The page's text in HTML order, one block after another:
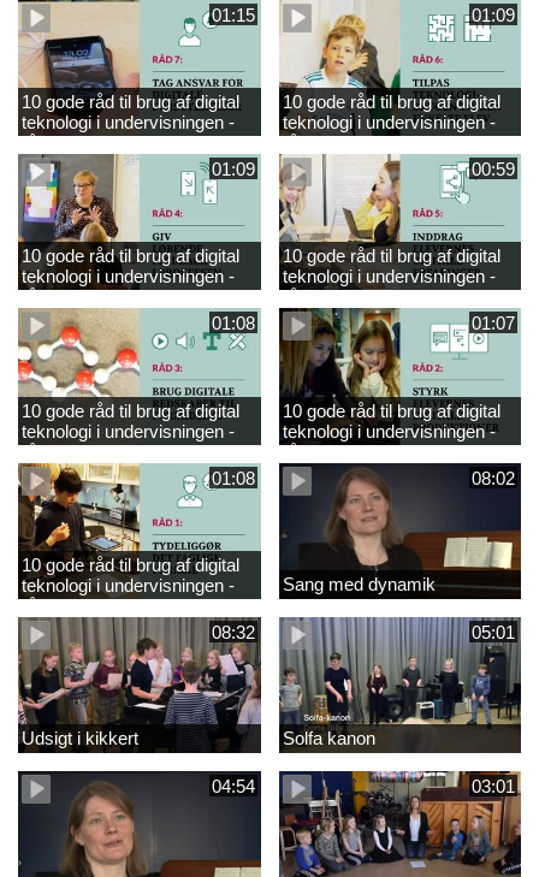
01:15
10 gode råd til brug af digital
teknologi i undervisningen -
råd 7
01:09
10 gode råd til brug af digital
teknologi i undervisningen -
råd 6
01:09
10 gode råd til brug af digital
teknologi i undervisningen -
råd 4
00:59
10 gode råd til brug af digital
teknologi i undervisningen -
råd 5
01:08
10 gode råd til brug af digital
teknologi i undervisningen -
råd 3
01:07
10 gode råd til brug af digital
teknologi i undervisningen -
råd 2
01:08
10 gode råd til brug af digital
teknologi i undervisningen -
råd 1
08:02
Sang med dynamik
08:32
Udsigt i kikkert
05:01
Solfa kanon
04:54 03:01